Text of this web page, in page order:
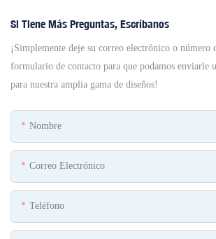
Si Tiene Más Preguntas, Escríbanos
¡Simplemente deje su correo electrónico o número
formulario de contacto para que podamos enviarle
para nuestra amplia gama de diseños!
Nombre
Correo Electrónico
Teléfono